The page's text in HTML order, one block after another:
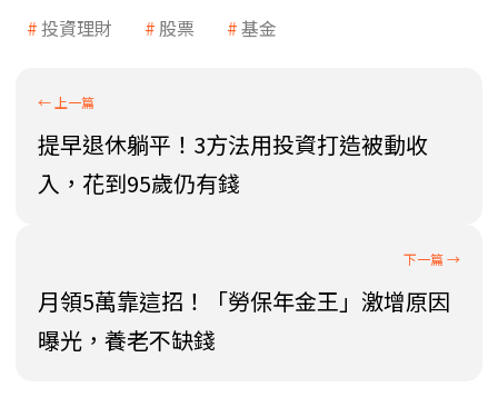
投資理財 股票 基金
提早退休躺平！3方法用投資打造被動收
入，花到95歲仍有錢
月領5萬靠這招！「勞保年金王」激增原因
曝光，養老不缺錢